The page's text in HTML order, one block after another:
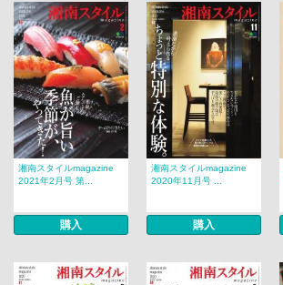
湘南スタイルmagazine
2021年2月号 第...
購入
湘南スタイルmagazine
2020年11月号 ...
購入